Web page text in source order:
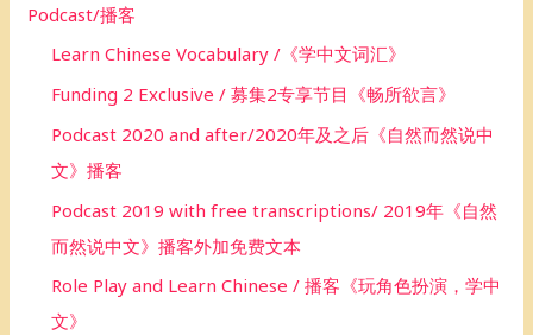
Podcast/播客
Learn Chinese Vocabulary /《学中文词汇》
Funding 2 Exclusive / 募集2专享节目《畅所欲言》
Podcast 2020 and after/2020年及之后《自然而然说中
文》播客
Podcast 2019 with free transcriptions/ 2019年《自然
而然说中文》播客外加免费文本
Role Play and Learn Chinese / 播客《玩角色扮演，学中
文》